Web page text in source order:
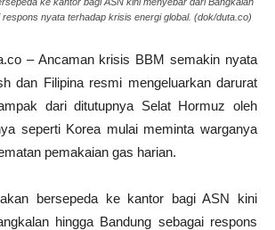
respons nyata terhadap krisis energi global. (dok/duta.co)
– Ancaman krisis BBM semakin nyata
dan Filipina resmi mengeluarkan darurat
dari ditutupnya Selat Hormuz oleh
seperti Korea mulai meminta warganya
pemakaian gas harian.
bersepeda ke kantor bagi ASN kini
hingga Bandung sebagai respons